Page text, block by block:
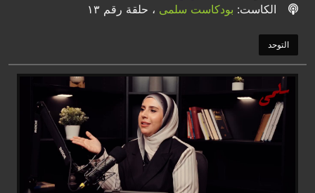
الكاست: بودكاست سلمى ، حلقة رقم ١٣
التوحد